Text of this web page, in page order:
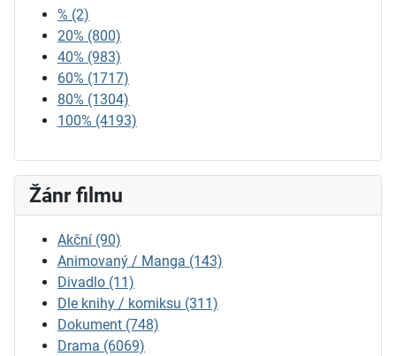
% (2)
20% (800)
40% (983)
60% (1717)
80% (1304)
100% (4193)
Žánr filmu
Akční (90)
Animovaný / Manga (143)
Divadlo (11)
Dle knihy / komiksu (311)
Dokument (748)
Drama (6069)